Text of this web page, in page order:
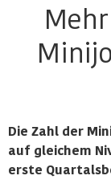
Die Zahl der
auf gleichem
erste